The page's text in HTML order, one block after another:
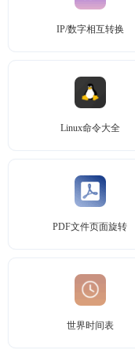
IP/数字相互转换
Linux命令大全
PDF文件页面旋转
世界时间表